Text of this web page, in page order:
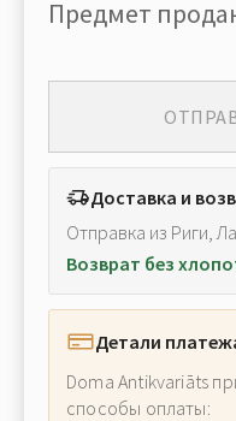
Предмет
Доставка и
Отправка из Риги,
Возврат без
Детали
Doma Antikvariāts
способы оплаты: